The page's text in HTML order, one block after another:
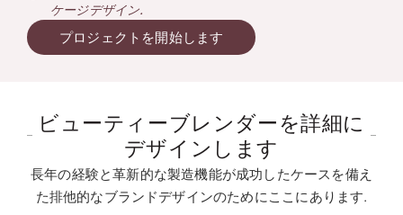
ケージデザイン.
プロジェクトを開始します
ビューティーブレンダーを詳細に
デザインします
長年の経験と革新的な製造機能が成功したケースを備え
た排他的なブランドデザインのためにここにあります.